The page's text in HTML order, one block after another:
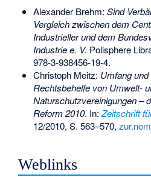
Alexander Brehm: Sind
Vergleich zwischen dem
Industrieller und dem
Industrie e. V. Polisphere
978-3-938456-19-4.
Christoph Meitz: Umfang
Rechtsbehelfe von Umwelt-
Naturschutzvereinigungen –
Reform 2010. In: Zeitschrift
12/2010, S. 563–570,
Weblinks